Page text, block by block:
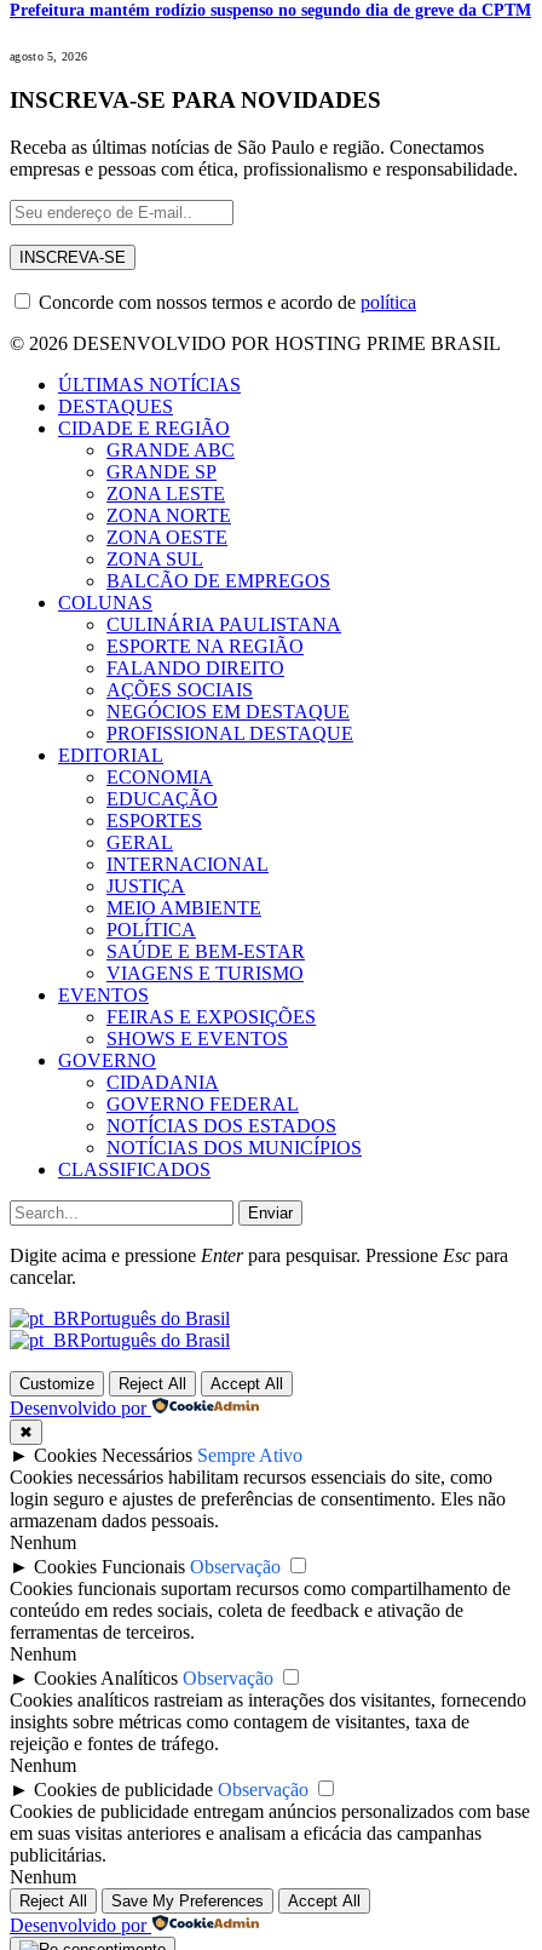
Prefeitura mantém rodízio suspenso no segundo dia de greve da CPTM
agosto 5, 2026
INSCREVA-SE PARA NOVIDADES
Receba as últimas notícias de São Paulo e região. Conectamos
empresas e pessoas com ética, profissionalismo e responsabilidade.
Concorde com nossos termos e acordo de política
© 2026 DESENVOLVIDO POR HOSTING PRIME BRASIL
ÚLTIMAS NOTÍCIAS
DESTAQUES
CIDADE E REGIÃO
GRANDE ABC
GRANDE SP
ZONA LESTE
ZONA NORTE
ZONA OESTE
ZONA SUL
BALCÃO DE EMPREGOS
COLUNAS
CULINÁRIA PAULISTANA
ESPORTE NA REGIÃO
FALANDO DIREITO
AÇÕES SOCIAIS
NEGÓCIOS EM DESTAQUE
PROFISSIONAL DESTAQUE
EDITORIAL
ECONOMIA
EDUCAÇÃO
ESPORTES
GERAL
INTERNACIONAL
JUSTIÇA
MEIO AMBIENTE
POLÍTICA
SAÚDE E BEM-ESTAR
VIAGENS E TURISMO
EVENTOS
FEIRAS E EXPOSIÇÕES
SHOWS E EVENTOS
GOVERNO
CIDADANIA
GOVERNO FEDERAL
NOTÍCIAS DOS ESTADOS
NOTÍCIAS DOS MUNICÍPIOS
CLASSIFICADOS
Enviar
Digite acima e pressione Enterpara pesquisar. Pressione Esc para
cancelar.
Português do Brasil
Português do Brasil
Customize Reject All Accept All
Desenvolvido por
✖
► Cookies Necessários Sempre Ativo
Cookies necessários habilitam recursos essenciais do site, como
login seguro e ajustes de preferências de consentimento. Eles não
armazenam dados pessoais.
Nenhum
► Cookies Funcionais Observação
Cookies funcionais suportam recursos como compartilhamento de
conteúdo em redes sociais, coleta de feedback e ativação de
ferramentas de terceiros.
Nenhum
► Cookies Analíticos Observação
Cookies analíticos rastreiam as interações dos visitantes, fornecendo
insights sobre métricas como contagem de visitantes, taxa de
rejeição e fontes de tráfego.
Nenhum
► Cookies de publicidade Observação
Cookies de publicidade entregam anúncios personalizados com base
em suas visitas anteriores e analisam a eficácia das campanhas
publicitárias.
Nenhum
Reject All Save My Preferences Accept All
Desenvolvido por